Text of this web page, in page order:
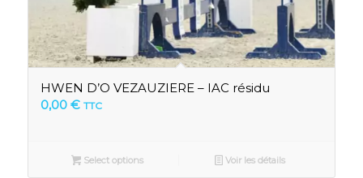
HWEN D’O VEZAUZIERE – IAC résidu
0,00 € TTC
Select options Voir les détails